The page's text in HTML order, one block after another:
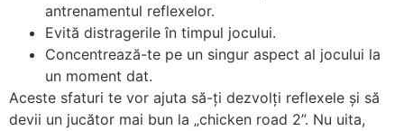
antrenamentul reflexelor.
Evită distragerile în timpul jocului.
Concentrează-te pe un singur aspect al jocului la
un moment dat.
Aceste sfaturi te vor ajuta să-ți dezvolți reflexele și să
devii un jucător mai bun la „chicken road 2”. Nu uita,